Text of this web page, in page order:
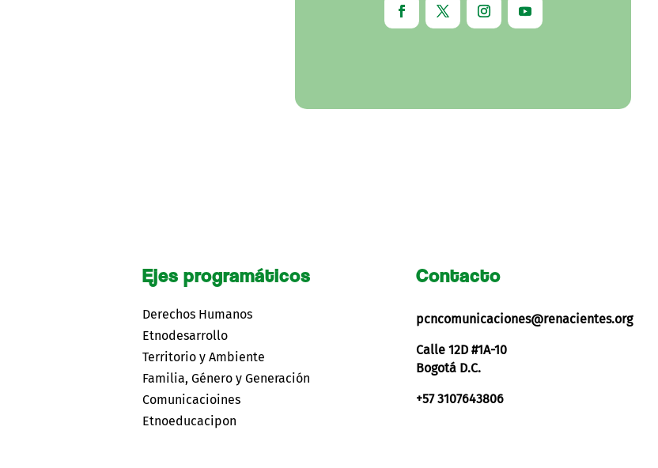
Ejes programáticos
Derechos Humanos
Etnodesarrollo
Territorio y Ambiente
Familia, Género y Generación
Comunicacioines
Etnoeducacipon
Contacto
pcncomunicaciones@renacientes.org
Calle 12D #1A-10
Bogotá D.C.
+57 3107643806